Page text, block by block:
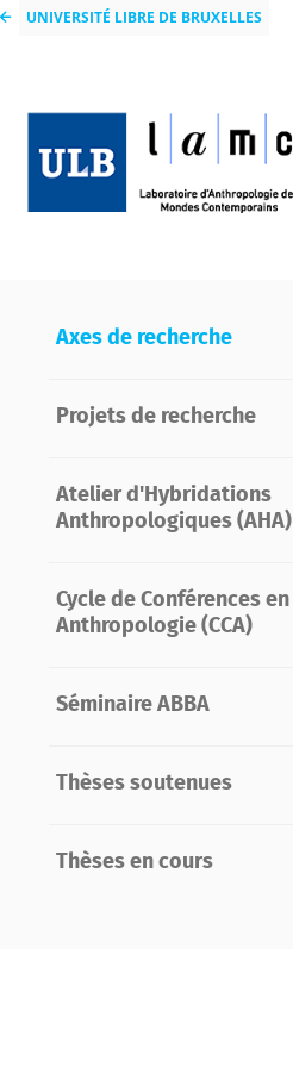
UNIVERSITÉ LIBRE DE BRUXELLES
Axes de recherche
Projets de recherche
Atelier d'Hybridations
Anthropologiques (AHA)
Cycle de Conférences en
Anthropologie (CCA)
Séminaire ABBA
Thèses soutenues
Thèses en cours